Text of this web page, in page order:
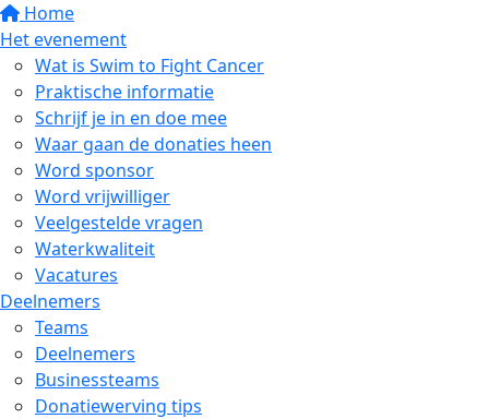
Home
Het evenement
Wat is Swim to Fight Cancer
Praktische informatie
Schrijf je in en doe mee
Waar gaan de donaties heen
Word sponsor
Word vrijwilliger
Veelgestelde vragen
Waterkwaliteit
Vacatures
Deelnemers
Teams
Deelnemers
Businessteams
Donatiewerving tips